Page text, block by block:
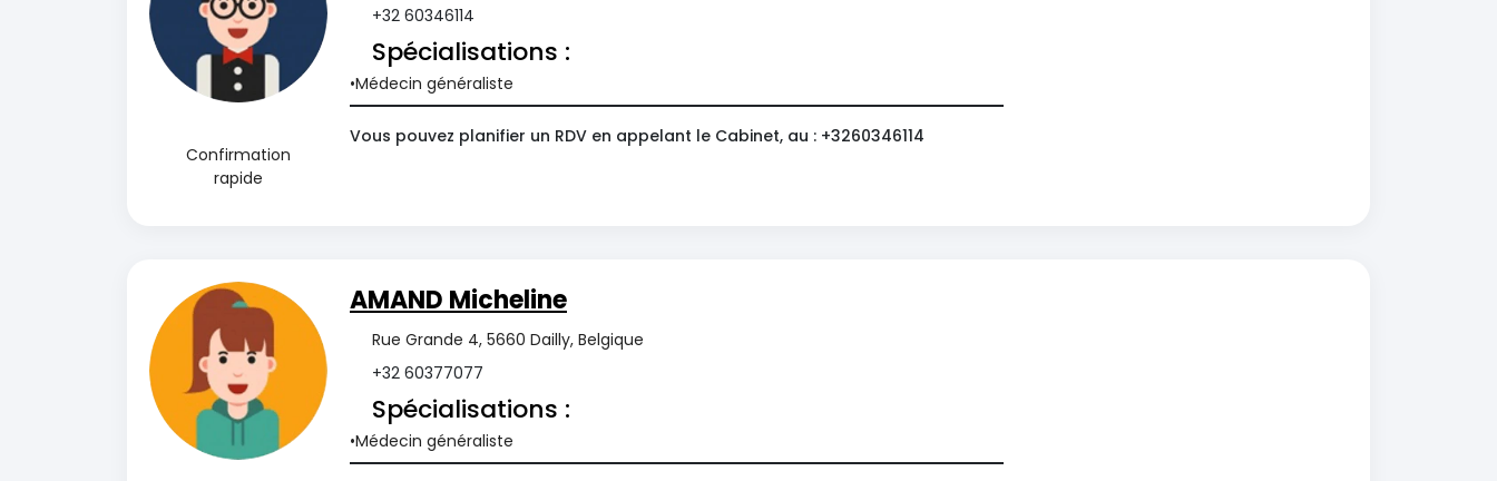
Confirmation
rapide
+32 60346114
Spécialisations :
Médecin généraliste
Vous pouvez planifier un RDV en appelant le Cabinet, au : +3260346114
AMAND Micheline
Rue Grande 4, 5660 Dailly, Belgique
+32 60377077
Spécialisations :
Médecin généraliste